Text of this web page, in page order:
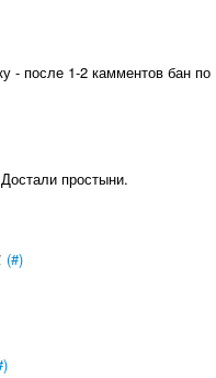
- после 1-2 камментов бан
простыни.
(#)